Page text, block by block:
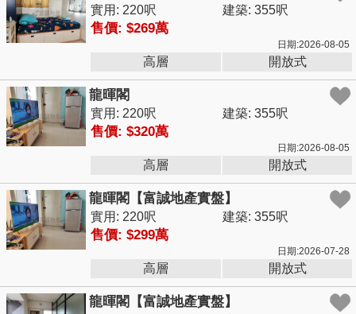
實用: 220呎 建築: 355呎
售價: $269萬
日期:2026-08-05
高層 開放式
龍暉閣
實用: 220呎 建築: 355呎
售價: $320萬
日期:2026-08-05
高層 開放式
龍暉閣【富誠地產實盤】
實用: 220呎 建築: 355呎
售價: $299萬
日期:2026-07-28
高層 開放式
龍暉閣【富誠地產實盤】